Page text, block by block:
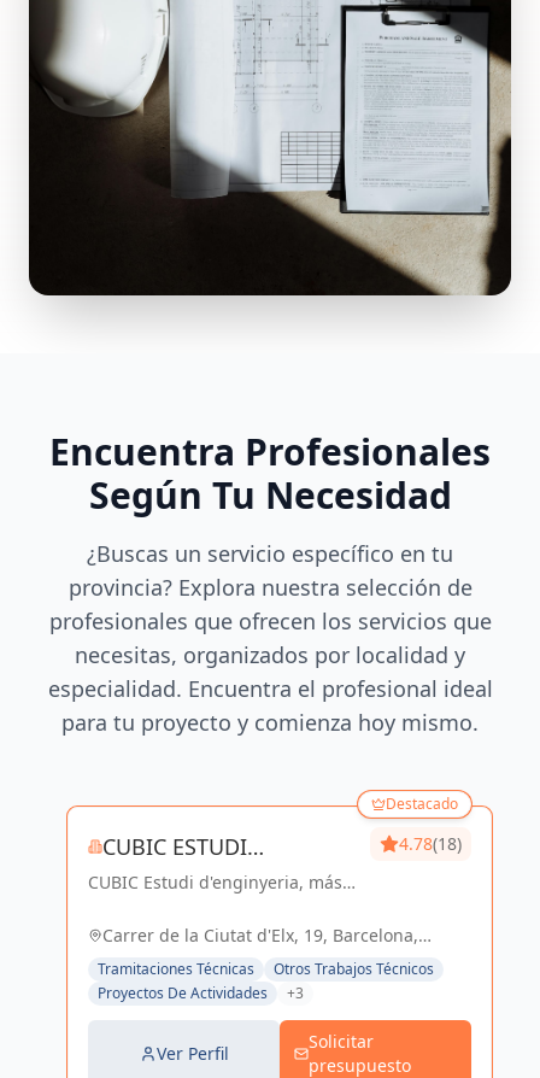
Encuentra Profesionales
Según Tu Necesidad
¿Buscas un servicio específico en tu
provincia? Explora nuestra selección de
profesionales que ofrecen los servicios que
necesitas, organizados por localidad y
especialidad. Encuentra el profesional ideal
para tu proyecto y comienza hoy mismo.
Destacado
CUBIC ESTUDI
D'ENGINYERIA S.L.
CUBIC Estudi d'enginyeria, más
de Arquitectura e Ingeniería con
4.78(18)
Carrer de la Ciutat d'Elx, 19, Barcelona,
España, España
Tramitaciones Técnicas
Otros Trabajos Técnicos
Proyectos De Actividades
+3
Ver Perfil
Solicitar
presupuesto